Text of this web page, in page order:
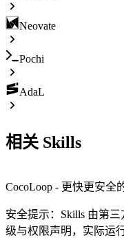
Neovate
Pochi
AdaL
相关 Skills
CocoLoop - 更快更安全
安全提示：Skills 由第
级与权限声明，实际运